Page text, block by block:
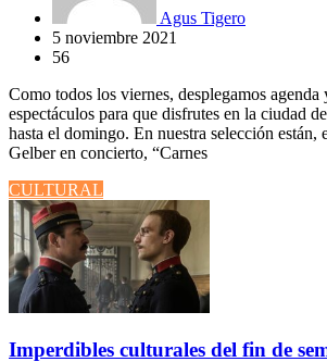
Agus Tigero
5 noviembre 2021
56
Como todos los viernes, desplegamos agenda
espectáculos para que disfrutes en la ciudad
hasta el domingo. En nuestra selección están,
Gelber en concierto, “Carnes
CULTURAL
Imperdibles culturales del fin de